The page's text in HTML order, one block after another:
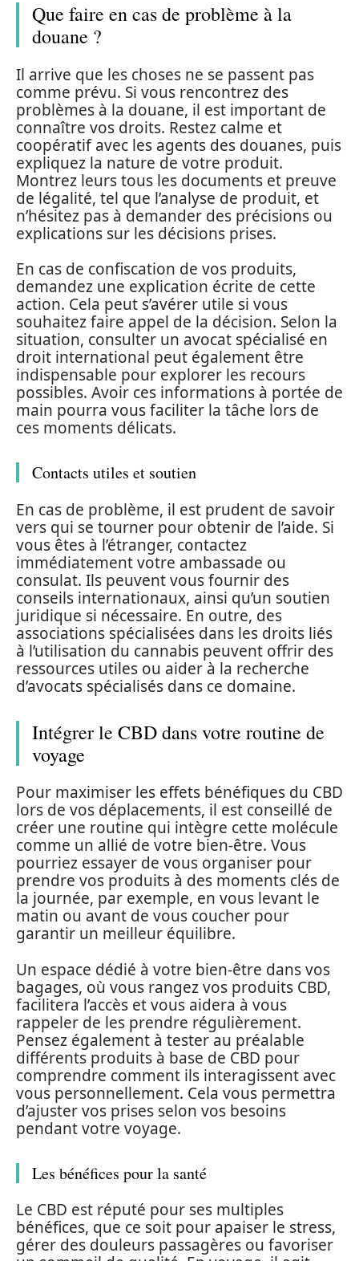
Que faire en cas de problème à la
douane ?
Il arrive que les choses ne se passent pas
comme prévu. Si vous rencontrez des
problèmes à la douane, il est important de
connaître vos droits. Restez calme et
coopératif avec les agents des douanes, puis
expliquez la nature de votre produit.
Montrez leurs tous les documents et preuve
de légalité, tel que l’analyse de produit, et
n’hésitez pas à demander des précisions ou
explications sur les décisions prises.
En cas de confiscation de vos produits,
demandez une explication écrite de cette
action. Cela peut s’avérer utile si vous
souhaitez faire appel de la décision. Selon la
situation, consulter un avocat spécialisé en
droit international peut également être
indispensable pour explorer les recours
possibles. Avoir ces informations à portée de
main pourra vous faciliter la tâche lors de
ces moments délicats.
Contacts utiles et soutien
En cas de problème, il est prudent de savoir
vers qui se tourner pour obtenir de l’aide. Si
vous êtes à l’étranger, contactez
immédiatement votre ambassade ou
consulat. Ils peuvent vous fournir des
conseils internationaux, ainsi qu’un soutien
juridique si nécessaire. En outre, des
associations spécialisées dans les droits liés
à l’utilisation du cannabis peuvent offrir des
ressources utiles ou aider à la recherche
d’avocats spécialisés dans ce domaine.
Intégrer le CBD dans votre routine de
voyage
Pour maximiser les effets bénéfiques du CBD
lors de vos déplacements, il est conseillé de
créer une routine qui intègre cette molécule
comme un allié de votre bien-être. Vous
pourriez essayer de vous organiser pour
prendre vos produits à des moments clés de
la journée, par exemple, en vous levant le
matin ou avant de vous coucher pour
garantir un meilleur équilibre.
Un espace dédié à votre bien-être dans vos
bagages, où vous rangez vos produits CBD,
facilitera l’accès et vous aidera à vous
rappeler de les prendre régulièrement.
Pensez également à tester au préalable
différents produits à base de CBD pour
comprendre comment ils interagissent avec
vous personnellement. Cela vous permettra
d’ajuster vos prises selon vos besoins
pendant votre voyage.
Les bénéfices pour la santé
Le CBD est réputé pour ses multiples
bénéfices, que ce soit pour apaiser le stress,
gérer des douleurs passagères ou favoriser